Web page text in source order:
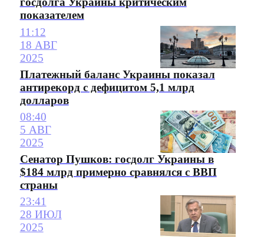
показателем
11:12
18 АВГ
2025
Платежный баланс Украины показал
антирекорд с дефицитом 5,1 млрд
долларов
08:40
5 АВГ
2025
Сенатор Пушков: госдолг Украины в
$184 млрд примерно сравнялся с ВВП
страны
23:41
28 ИЮЛ
2025